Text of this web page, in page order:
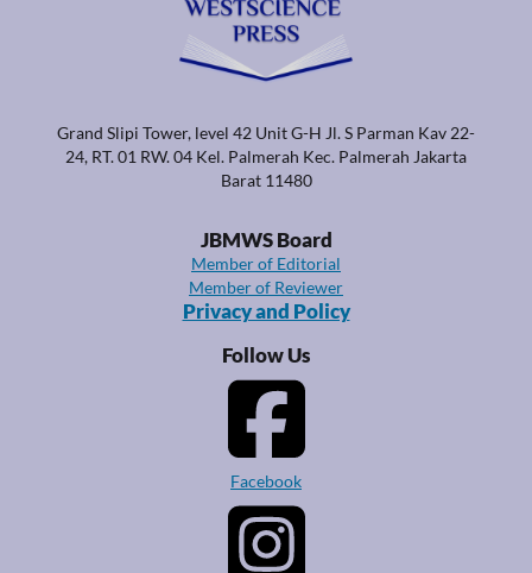
Grand Slipi Tower, level 42 Unit G-H Jl. S Parman Kav 22-
24, RT. 01 RW. 04 Kel. Palmerah Kec. Palmerah Jakarta
Barat 11480
JBMWS Board
Member of Editorial
Member of Reviewer
Privacy and Policy
Follow Us
Facebook